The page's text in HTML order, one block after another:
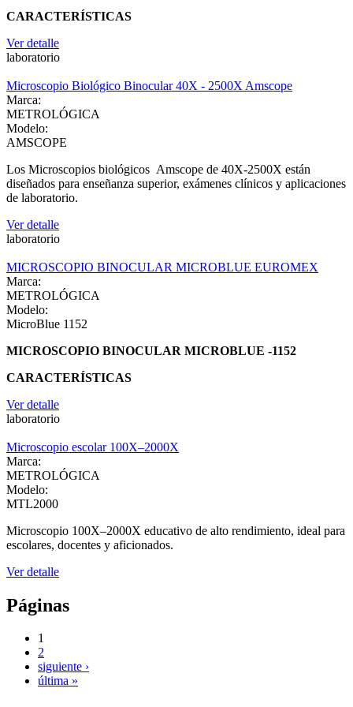
CARACTERÍSTICAS
Ver detalle
laboratorio
Microscopio Biológico Binocular 40X - 2500X Amscope
Marca:
METROLÓGICA
Modelo:
AMSCOPE
Los Microscopios biológicos Amscope de 40X-2500X están
diseñados para enseñanza superior, exámenes clínicos y aplicaciones
de laboratorio.
Ver detalle
laboratorio
MICROSCOPIO BINOCULAR MICROBLUE EUROMEX
Marca:
METROLÓGICA
Modelo:
MicroBlue 1152
MICROSCOPIO BINOCULAR MICROBLUE -1152
CARACTERÍSTICAS
Ver detalle
laboratorio
Microscopio escolar 100X–2000X
Marca:
METROLÓGICA
Modelo:
MTL2000
Microscopio 100X–2000X educativo de alto rendimiento, ideal para
escolares, docentes y aficionados.
Ver detalle
Páginas
1
2
siguiente ›
última »